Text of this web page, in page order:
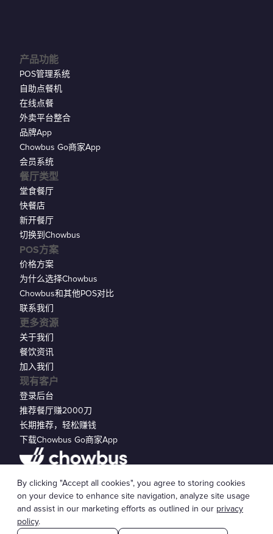
现有客户
登录后台
推荐餐厅赚2000刀
长期推荐，轻松赚钱
下载Chowbus Go商家App
产品功能
POS管理系统
自助点餐机
在线点餐
外卖平台整合
品牌App
Chowbus Go商家App
会员系统
餐厅类型
堂食餐厅
快餐店
新开餐厅
切换到Chowbus
POS方案
价格方案
为什么选择Chowbus
Chowbus和其他POS对比
联系我们
更多资源
关于我们
餐饮资讯
加入我们
© 2026 Chowbus, Inc.Cookie 设置
By clicking "Accept all cookies", you agree to storing cookies
on your device to enhance site navigation, analyze site usage
and assist in our marketing efforts as outlined in our privacy
policy.